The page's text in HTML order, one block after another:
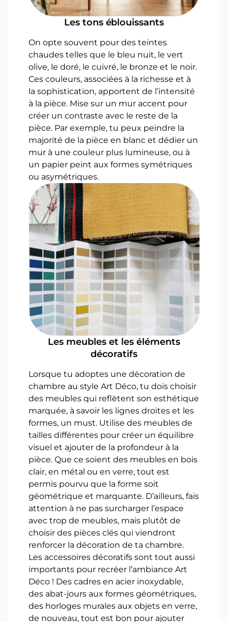
Les tons éblouissants
On opte souvent pour des teintes
chaudes telles que le bleu nuit, le vert
olive, le doré, le cuivré, le bronze et le noir.
Ces couleurs, associées à la richesse et à
la sophistication, apportent de l’intensité
à la pièce. Mise sur un mur accent pour
créer un contraste avec le reste de la
pièce. Par exemple, tu peux peindre la
majorité de la pièce en blanc et dédier un
mur à une couleur plus lumineuse, ou à
un papier peint aux formes symétriques
ou asymétriques.
Les meubles et les éléments
décoratifs
Lorsque tu adoptes une décoration de
chambre au style Art Déco, tu dois choisir
des meubles qui reflètent son esthétique
marquée, à savoir les lignes droites et les
formes, un must. Utilise des meubles de
tailles différentes pour créer un équilibre
visuel et ajouter de la profondeur à la
pièce. Que ce soient des meubles en bois
clair, en métal ou en verre, tout est
permis pourvu que la forme soit
géométrique et marquante. D’ailleurs, fais
attention à ne pas surcharger l’espace
avec trop de meubles, mais plutôt de
choisir des pièces clés qui viendront
renforcer la décoration de ta chambre.
Les accessoires décoratifs sont tout aussi
importants pour recréer l’ambiance Art
Déco ! Des cadres en acier inoxydable,
des abat-jours aux formes géométriques,
des horloges murales aux objets en verre,
de nouveau, tout est bon pour ajouter